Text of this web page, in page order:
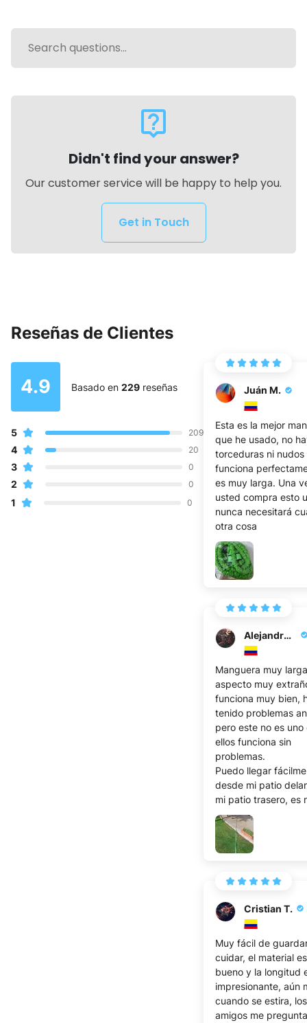
live_help
Didn't find your answer?
Our customer service will be happy to help you.
Get in Touch
Reseñas de Clientes
4.9 Basado en 229 reseñas
5 209
4 20
3 0
2 0
1 0
Juán M.
Esta es la mejor
que he usado, no
torceduras ni
funciona
es muy larga. Una
usted compra esto
nunca necesitará
otra cosa
Alejandro P.
Manguera muy
aspecto muy
funciona muy bien,
tenido problemas
pero este no es uno
ellos funciona sin
problemas.
Puedo llegar
desde mi patio
mi patio trasero, es
ampliable
Cristian T.
Muy fácil de
cuidar, el material
bueno y la longitud
impresionante, aún
cuando se estira, los
amigos me